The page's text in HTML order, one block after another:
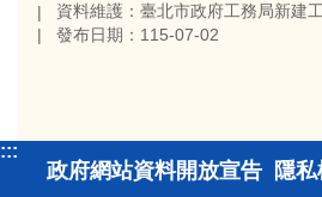
資料維護：臺北市政府工務局新建
發布日期：115-07-02
:::
政府網站資料開放宣告 隱